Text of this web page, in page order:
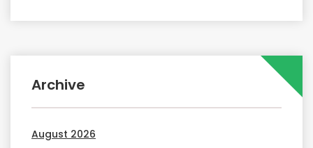
Archive
August 2026